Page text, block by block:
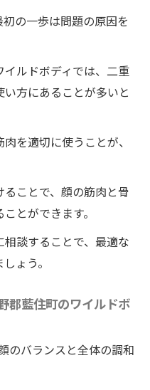
の一歩は問題の原因を
ルドボディでは、二重
方にあることが多いと
を適切に使うことが、
ことで、顔の筋肉と骨
とができます。
談することで、最適な
ょう。
郡藍住町のワイルドボ
のバランスと全体の調和